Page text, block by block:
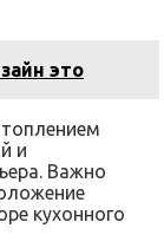
это
и
Важно
кухонного